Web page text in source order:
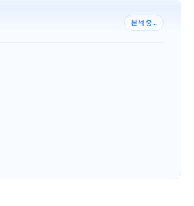
하나금융, 명동 소상공인
인천시 광복절 현수막 '
윤준병·이해민 의원, '정
'호우·산사태 주의보' 울
여야, 황희 '버스 하우스'
분석 중...